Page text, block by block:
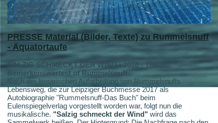
PRESSE Material (Bilder, Texte) zu Rummelsnuff
- Äquatortaufe
SALZIG SCHMECKT DER WIND - 2018 - The
Bemerkenswertest of Rummelsnuff
Nach der literarischen Aufarbeitung von Rummelsnuffs
Lebensweg, die zur Leipziger Buchmesse 2017 als
Autobiographie "Rummelsnuff-Das Buch" beim
Eulenspiegelverlag vorgestellt worden war, folgt nun die
musikalische. "Salzig schmeckt der Wind" wird das